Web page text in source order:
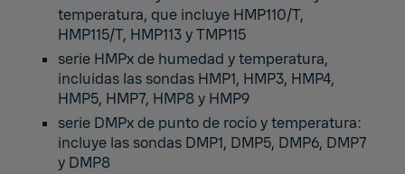
temperatura, que incluye HMP110/T,
HMP115/T, HMP113 y TMP115
serie HMPx de humedad y temperatura,
incluidas las sondas HMP1, HMP3, HMP4,
HMP5, HMP7, HMP8 y HMP9
serie DMPx de punto de rocío y temperatura:
incluye las sondas DMP1, DMP5, DMP6, DMP7
y DMP8